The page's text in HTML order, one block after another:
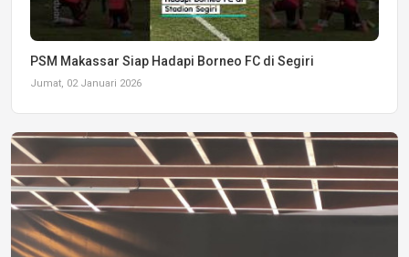
PSM Makassar Siap Hadapi Borneo FC di Segiri
Jumat, 02 Januari 2026